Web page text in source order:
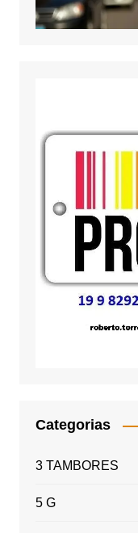
Categorias
3 TAMBORES
5 G